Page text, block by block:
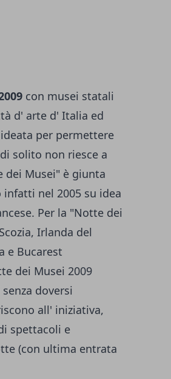
con musei statali
d' arte d' Italia ed
per permettere
solito non riesce a
dei Musei" è giunta
nel 2005 su idea
Per la "Notte dei
Irlanda del
e Bucarest
dei Musei 2009
doversi
all' iniziativa,
spettacoli e
(con ultima entrata